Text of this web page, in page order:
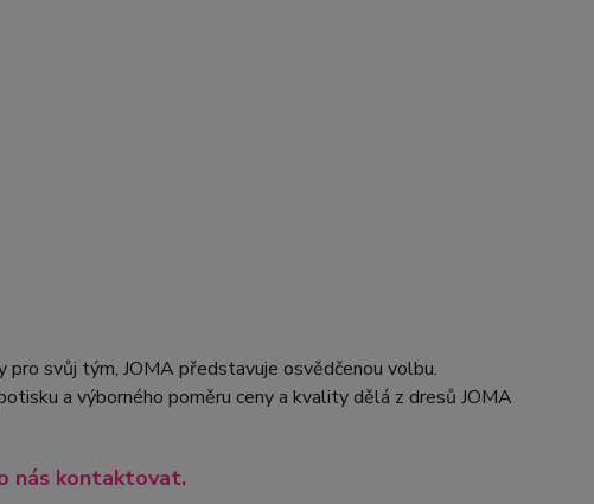
svůj tým, JOMA představuje osvědčenou volbu.
a výborného poměru ceny a kvality dělá z dresů JOMA
nás kontaktovat.